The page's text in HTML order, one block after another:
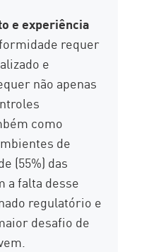
e experiência
requer
e
não apenas
como
de
(55%) das
a falta desse
regulatório e
desafio de